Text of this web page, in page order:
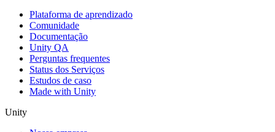
Plataforma de aprendizado
Comunidade
Documentação
Unity QA
Perguntas frequentes
Status dos Serviços
Estudos de caso
Made with Unity
Unity